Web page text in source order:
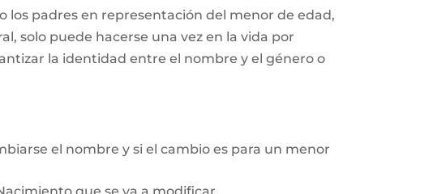
padres en representación del menor de edad,
solo puede hacerse una vez en la vida por
la identidad entre el nombre y el género o
el nombre y si el cambio es para un menor